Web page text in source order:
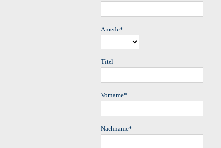
Anrede*
Titel
Vorname*
Nachname*